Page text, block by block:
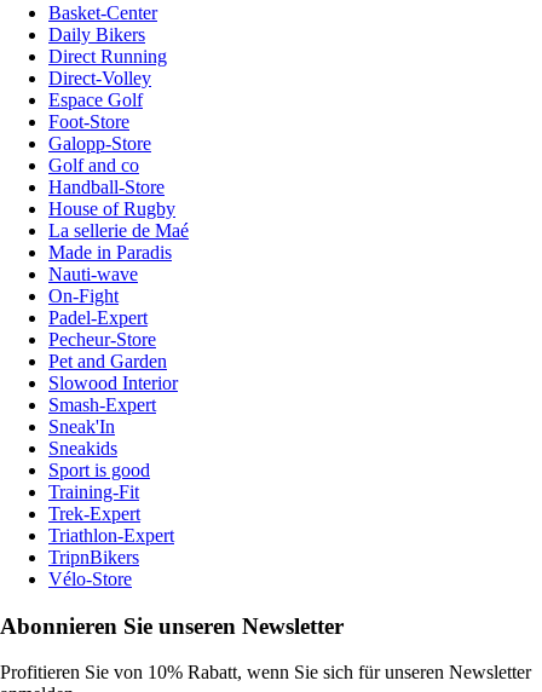
Basket-Center
Daily Bikers
Direct Running
Direct-Volley
Espace Golf
Foot-Store
Galopp-Store
Golf and co
Handball-Store
House of Rugby
La sellerie de Maé
Made in Paradis
Nauti-wave
On-Fight
Padel-Expert
Pecheur-Store
Pet and Garden
Slowood Interior
Smash-Expert
Sneak'In
Sneakids
Sport is good
Training-Fit
Trek-Expert
Triathlon-Expert
TripnBikers
Vélo-Store
Abonnieren Sie unseren Newsletter
Profitieren Sie von 10% Rabatt, wenn Sie sich für unseren Newsletter